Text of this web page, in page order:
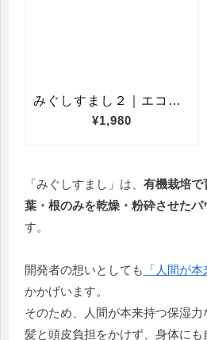
「みぐしすまし」は、 有機栽培で
葉・根のみを乾燥・粉砕させた
す。
開発者の想いとしても 「人間が
かかげいます。
そのため、人間が本来持つ保湿力
髪と頭皮負担をかけず、身体に